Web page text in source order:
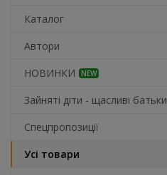
Каталог
Автори
НОВИНКИ
NEW
Зайняті діти - щасливі батьки
Спецпропозиції
Усі товари